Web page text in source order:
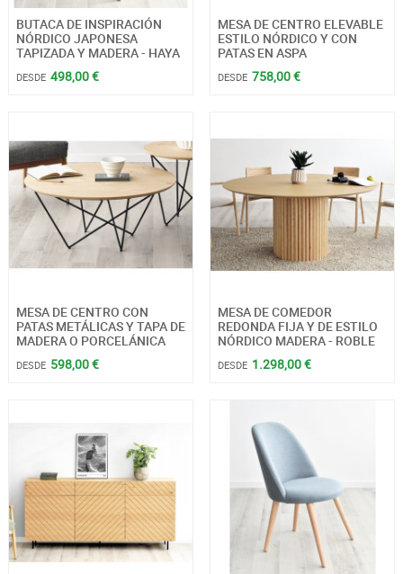
BUTACA DE INSPIRACIÓN
NÓRDICO JAPONESA
TAPIZADA Y MADERA - HAYA
DESDE 498,00 €
MESA DE CENTRO ELEVABLE
ESTILO NÓRDICO Y CON
PATAS EN ASPA
DESDE 758,00 €
MESA DE CENTRO CON
PATAS METÁLICAS Y TAPA DE
MADERA O PORCELÁNICA
DESDE 598,00 €
MESA DE COMEDOR
REDONDA FIJA Y DE ESTILO
NÓRDICO MADERA - ROBLE
DESDE 1.298,00 €